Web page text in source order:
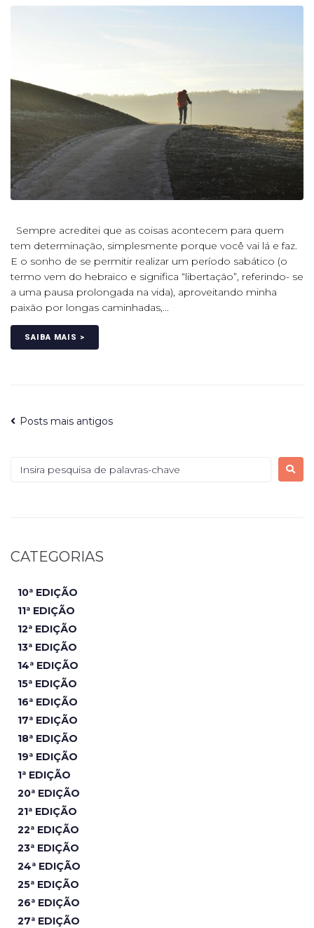
Sempre acreditei que as coisas acontecem para quem
tem determinação, simplesmente porque você vai lá e faz.
E o sonho de se permitir realizar um período sabático (o
termo vem do hebraico e significa “libertação”, referindo- se
a uma pausa prolongada na vida), aproveitando minha
paixão por longas caminhadas,...
SAIBA MAIS >
Posts mais antigos
CATEGORIAS
10ª EDIÇÃO
11ª EDIÇÃO
12ª EDIÇÃO
13ª EDIÇÃO
14ª EDIÇÃO
15ª EDIÇÃO
16ª EDIÇÃO
17ª EDIÇÃO
18ª EDIÇÃO
19ª EDIÇÃO
1ª EDIÇÃO
20ª EDIÇÃO
21ª EDIÇÃO
22ª EDIÇÃO
23ª EDIÇÃO
24ª EDIÇÃO
25ª EDIÇÃO
26ª EDIÇÃO
27ª EDIÇÃO